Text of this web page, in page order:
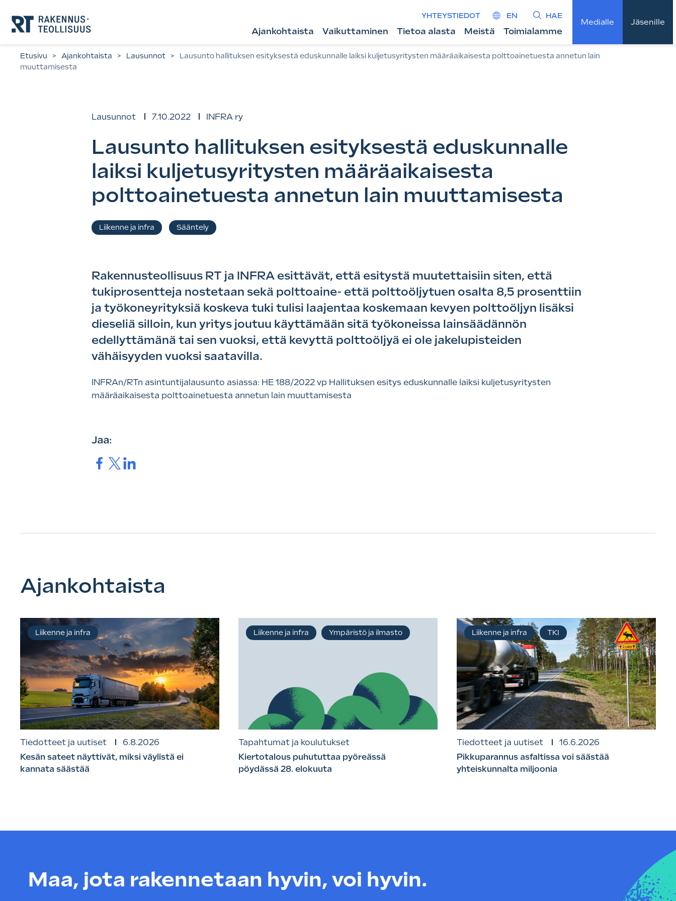
suoraan
sisältöön.
YHTEYSTIEDOT EN HAE
Ajankohtaista Vaikuttaminen Tietoa alasta Meistä Toimialamme
Medialle Jäsenille
Etusivu > Ajankohtaista > Lausunnot >
Lausunto hallituksen esityksestä eduskunnalle laiksi kuljetusyritysten määräaikaisesta polttoainetuesta annetun lain
muuttamisesta
Lausunnot 7.10.2022 INFRA ry
Lausunto hallituksen esityksestä eduskunnalle
laiksi kuljetusyritysten määräaikaisesta
polttoainetuesta annetun lain muuttamisesta
Asiasanat
Liikenne ja infra Sääntely
Rakennusteollisuus RT ja INFRA esittävät, että esitystä muutettaisiin siten, että
tukiprosentteja nostetaan sekä polttoaine- että polttoöljytuen osalta 8,5 prosenttiin
ja työkoneyrityksiä koskeva tuki tulisi laajentaa koskemaan kevyen polttoöljyn lisäksi
dieseliä silloin, kun yritys joutuu käyttämään sitä työkoneissa lainsäädännön
edellyttämänä tai sen vuoksi, että kevyttä polttoöljyä ei ole jakelupisteiden
vähäisyyden vuoksi saatavilla.
INFRAn/RTn asintuntijalausunto asiassa: HE 188/2022 vp Hallituksen esitys eduskunnalle laiksi kuljetusyritysten
määräaikaisesta polttoainetuesta annetun lain muuttamisesta
Jaa:
Jaa. Jaa.Jaa.
Ajankohtaista
Tiedotteet ja uutiset
6.8.2026
Kesän sateet näyttivät, miksi väylistä ei
kannata säästää
Liikenne ja infra
Tapahtumat ja koulutukset
Kiertotalous puhututtaa pyöreässä
pöydässä 28. elokuuta
Liikenne ja infra Ympäristö ja ilmasto
Tiedotteet ja uutiset
16.6.2026
Pikkuparannus asfaltissa voi säästää
yhteiskunnalta miljoonia
Liikenne ja infra TKI
Maa, jota rakennetaan hyvin, voi hyvin.